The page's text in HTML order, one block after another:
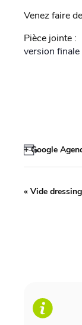
Venez faire
Pièce jointe :
version finale
+ Google
« Vide dressing